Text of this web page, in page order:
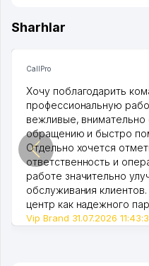
Sharhlar
CallPro
Хочу поблагодарить
профессиональную
вежливые, внимательно
обращению и быстро
Отдельно хочется
ответственность и
работе значительно
обслуживания
центр как надежного
Vip Brand 31.07.2026